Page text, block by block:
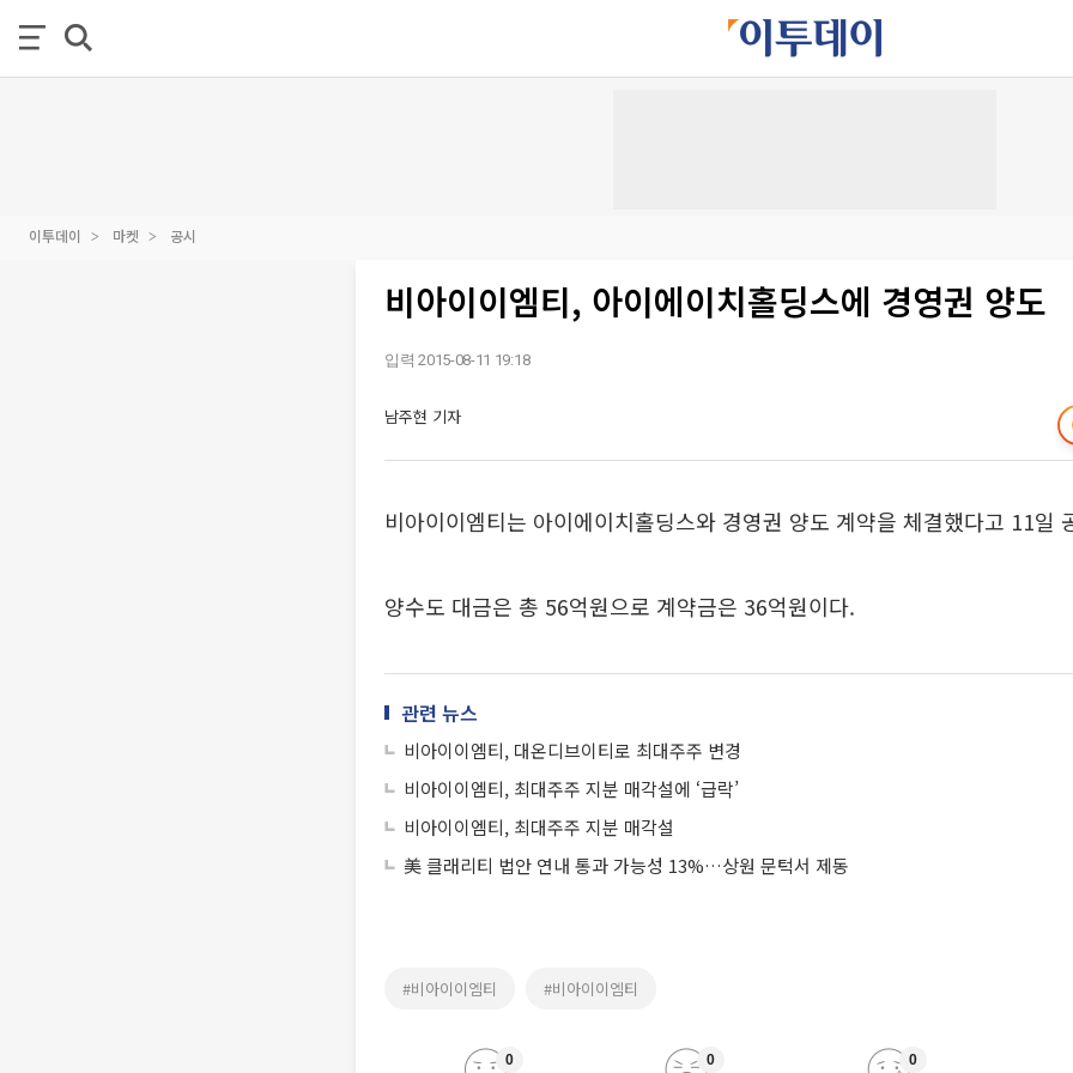
이투데이 마켓 공시
비아이이엠티, 아이에이치홀딩스에 경영권 양도
입력 2015-08-11 19:18
남주현 기자
비아이이엠티는 아이에이치홀딩스와 경영권 양도 계약을 체결했다고 11일
양수도 대금은 총 56억원으로 계약금은 36억원이다.
관련 뉴스
비아이이엠티, 대온디브이티로 최대주주 변경
비아이이엠티, 최대주주 지분 매각설에 ‘급락’
비아이이엠티, 최대주주 지분 매각설
美 클래리티 법안 연내 통과 가능성 13%…상원 문턱서 제동
#비아이이엠티 #비아이이엠티
0 0 0